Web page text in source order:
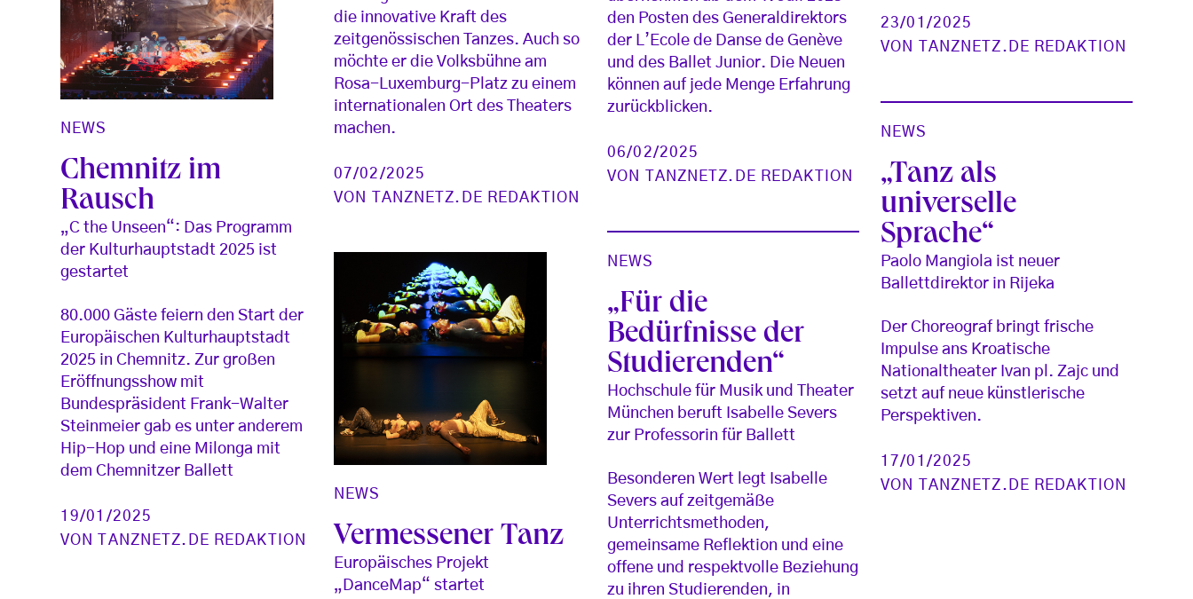
die innovative Kraft des
zeitgenössischen Tanzes. Auch so
möchte er die Volksbühne am
Rosa-Luxemburg-Platz zu einem
internationalen Ort des Theaters
machen.
07/02/2025
VON
TANZNETZ.DE REDAKTION
den Posten des Generaldirektors
der L’Ecole de Danse de Genève
und des Ballet Junior. Die Neuen
können auf jede Menge Erfahrung
zurückblicken.
06/02/2025
VON
TANZNETZ.DE REDAKTION
23/01/2025
VON
TANZNETZ.DE REDAKTION
NEWS
Chemnitz im
Rausch
„C the Unseen“: Das Programm
der Kulturhauptstadt 2025 ist
gestartet
80.000 Gäste feiern den Start der
Europäischen Kulturhauptstadt
2025 in Chemnitz. Zur großen
Eröffnungsshow mit
Bundespräsident Frank-Walter
Steinmeier gab es unter anderem
Hip-Hop und eine Milonga mit
dem Chemnitzer Ballett
19/01/2025
VON
TANZNETZ.DE REDAKTION
NEWS
„Tanz als
universelle
Sprache“
Paolo Mangiola ist neuer
Ballettdirektor in Rijeka
Der Choreograf bringt frische
Impulse ans Kroatische
Nationaltheater Ivan pl. Zajc und
setzt auf neue künstlerische
Perspektiven.
17/01/2025
VON
TANZNETZ.DE REDAKTION
NEWS
„Für die
Bedürfnisse der
Studierenden“
Hochschule für Musik und Theater
München beruft Isabelle Severs
zur Professorin für Ballett
Besonderen Wert legt Isabelle
Severs auf zeitgemäße
Unterrichtsmethoden,
gemeinsame Reflektion und eine
offene und respektvolle Beziehung
zu ihren Studierenden, in
NEWS
Vermessener Tanz
Europäisches Projekt
„DanceMap“ startet